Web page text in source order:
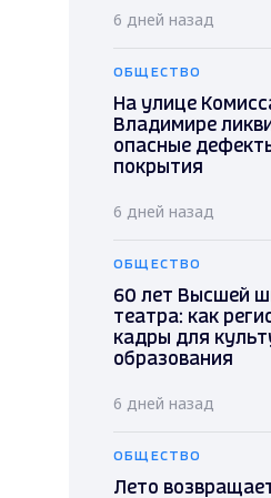
6 дней назад
ОБЩЕСТВО
На улице
Владимире
опасные
покрытия
6 дней назад
ОБЩЕСТВО
60 лет Высшей
театра: как
кадры для
образования
6 дней назад
ОБЩЕСТВО
Лето